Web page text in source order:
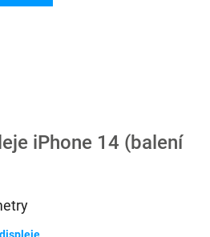
iPhone 14 (balení